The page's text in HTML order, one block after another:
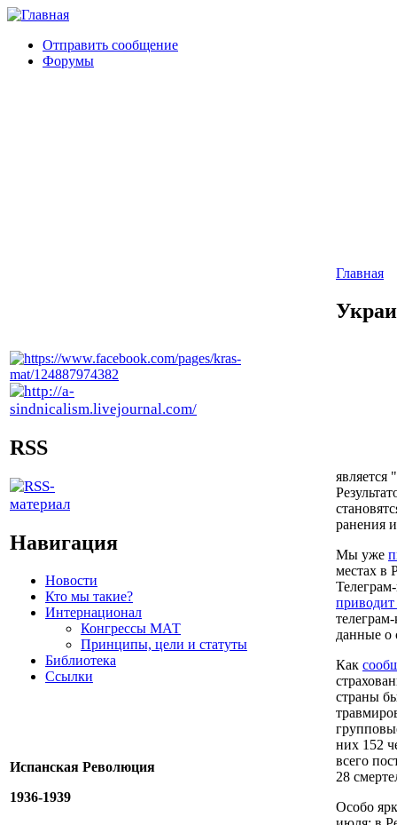
Отправить сообщение
Форумы
RSS
Навигация
Новости
Кто мы такие?
Интернационал
Конгрессы МАТ
Принципы, цели и статуты
Библиотека
Ссылки
Испанская Революция
1936-1939
Главная
является
ранения
Мы уже
местах в
приводит
данные о
Как
страны
них 152
всего
28
Особо